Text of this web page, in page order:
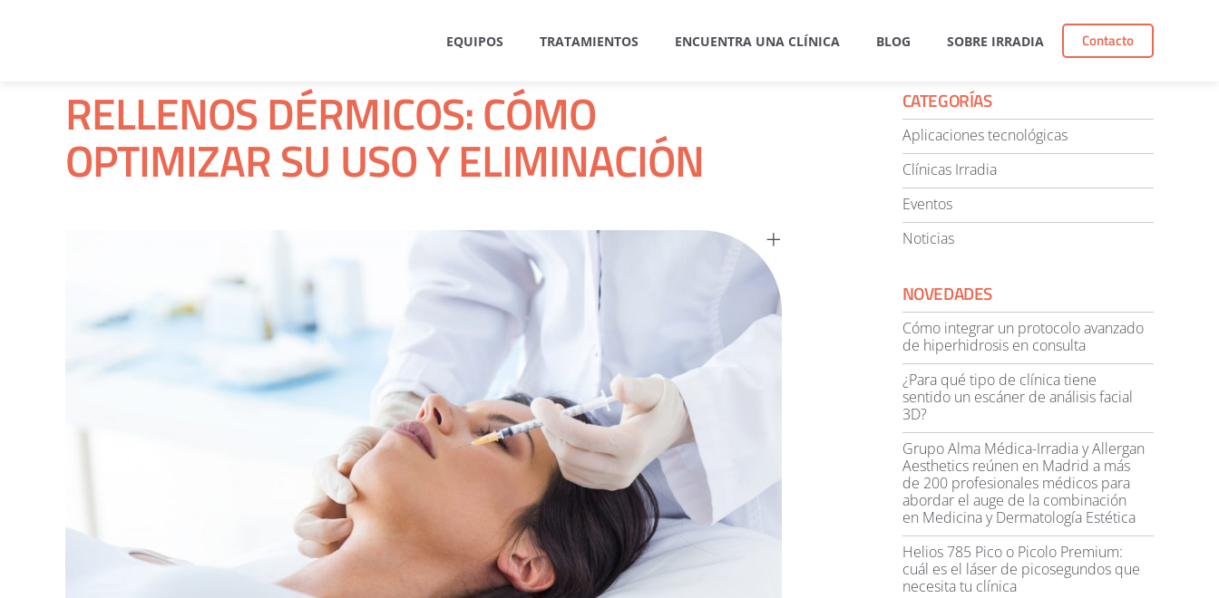
EQUIPOS TRATAMIENTOS ENCUENTRA UNA CLÍNICA BLOG SOBRE IRRADIA Contacto
RELLENOS DÉRMICOS: CÓMO
OPTIMIZAR SU USO Y ELIMINACIÓN
CATEGORÍAS
Aplicaciones tecnológicas
Clínicas Irradia
Eventos
Noticias
NOVEDADES
Cómo integrar un protocolo avanzado
de hiperhidrosis en consulta
¿Para qué tipo de clínica tiene
sentido un escáner de análisis facial
3D?
Grupo Alma Médica-Irradia y Allergan
Aesthetics reúnen en Madrid a más
de 200 profesionales médicos para
abordar el auge de la combinación
en Medicina y Dermatología Estética
Helios 785 Pico o Picolo Premium:
cuál es el láser de picosegundos que
necesita tu clínica